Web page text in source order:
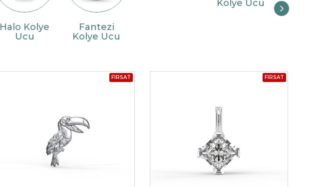
Halo Kolye
Ucu
Fantezi
Kolye Ucu
Kolye Ucu
FIRSAT FIRSAT